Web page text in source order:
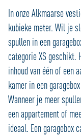
In onze Alkmaarse
kubieke meter. Wil je
spullen in een
categorie XS geschikt.
inhoud van één of een
kamer in een
Wanneer je meer
een appartement of
ideaal. Een garagebox